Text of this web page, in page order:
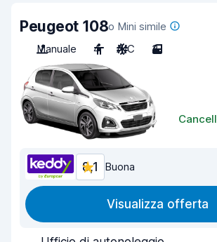
Peugeot 108o Mini simile
Manuale
4 A/C 3
8,1 Buona
Visualizza offerta